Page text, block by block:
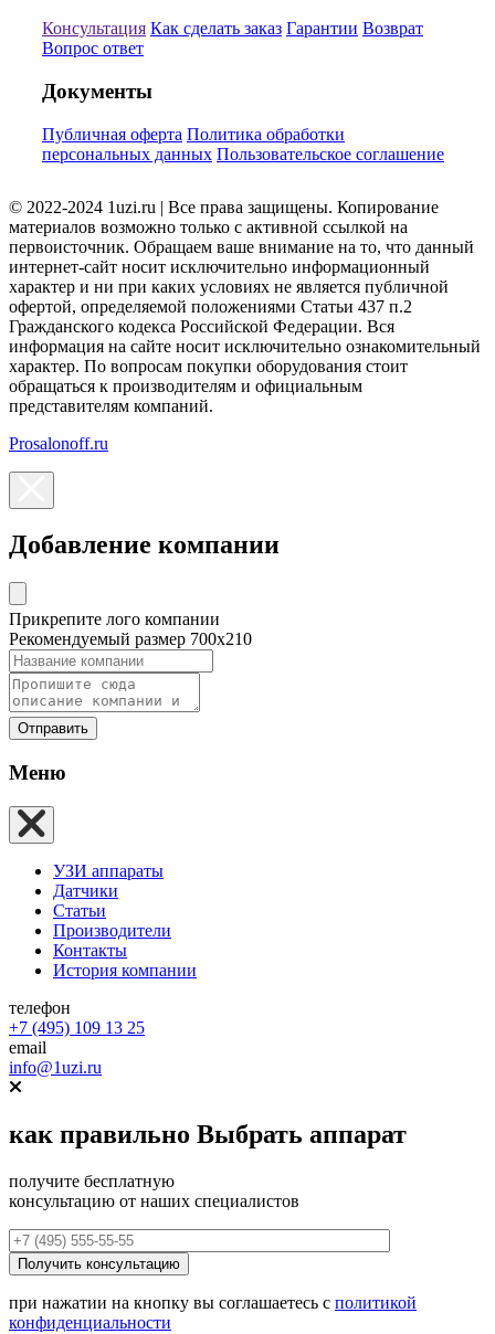
Консультация Как сделать заказ Гарантии Возврат
Вопрос ответ
Документы
Публичная оферта Политика обработки
персональных данных Пользовательское соглашение
© 2022-2024 1uzi.ru | Все права защищены. Копирование
материалов возможно только с активной ссылкой на
первоисточник. Обращаем ваше внимание на то, что данный
интернет-сайт носит исключительно информационный
характер и ни при каких условиях не является публичной
офертой, определяемой положениями Статьи 437 п.2
Гражданского кодекса Российской Федерации. Вся
информация на сайте носит исключительно ознакомительный
характер. По вопросам покупки оборудования стоит
обращаться к производителям и официальным
представителям компаний.
Prosalonoff.ru
Добавление компании
Прикрепите лого компании
Рекомендуемый размер 700х210
Отправить
Меню
УЗИ аппараты
Датчики
Статьи
Производители
Контакты
История компании
телефон
+7 (495) 109 13 25
email
info@1uzi.ru
как правильно Выбрать аппарат
получите бесплатную
консультацию от наших специалистов
при нажатии на кнопку вы соглашаетесь с политикой
конфиденциальности